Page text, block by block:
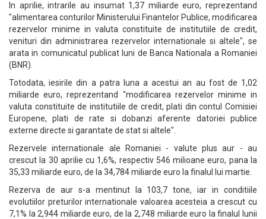
In aprilie, intrarile au insumat 1,37 miliarde euro, reprezentand
"alimentarea conturilor Ministerului Finantelor Publice, modificarea
rezervelor minime in valuta constituite de institutiile de credit,
venituri din administrarea rezervelor internationale si altele", se
arata in comunicatul publicat luni de Banca Nationala a Romaniei
(BNR).
Totodata, iesirile din a patra luna a acestui an au fost de 1,02
miliarde euro, reprezentand "modificarea rezervelor minime in
valuta constituite de institutiile de credit, plati din contul Comisiei
Europene, plati de rate si dobanzi aferente datoriei publice
externe directe si garantate de stat si altele".
Rezervele internationale ale Romaniei - valute plus aur - au
crescut la 30 aprilie cu 1,6%, respectiv 546 milioane euro, pana la
35,33 miliarde euro, de la 34,784 miliarde euro la finalul lui martie.
Rezerva de aur s-a mentinut la 103,7 tone, iar in conditiile
evolutiilor preturilor internationale valoarea acesteia a crescut cu
7,1% la 2,944 miliarde euro, de la 2,748 miliarde euro la finalul lunii